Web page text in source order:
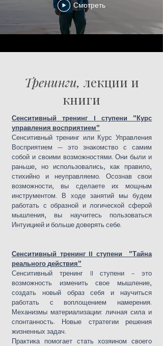
Смотреть
Тренинги, лекции и
книги
Сенситивный тренинг I ступени "Курс
управления восприятием"
Сенситивный тренинг или Курс Управления
Восприятием — это знакомство с самим
собой и своими возможностями. Они были и
раньше, но использовались, как правило,
стихийно и неуправляемо. Осознав свои
возможности, вы сделаете их мощным
инструментом. В ходе занятий мы будем
работать с образной и логической сферой
мышления, вы научитесь пользоваться
Интуицией и больше доверять себе.
Сенситивный тренинг II ступени "Тайна
реального действия"
Сенситивный тренинг II ступени – это
возможность изменить свое мышление,
создать новый образ себя и научиться
работать с воплощением намерения.
Механизмы материализации: личная сила и
спонтанность. Новые стратегии решения
жизненных задач.
Практика помогает стать хозяином своего